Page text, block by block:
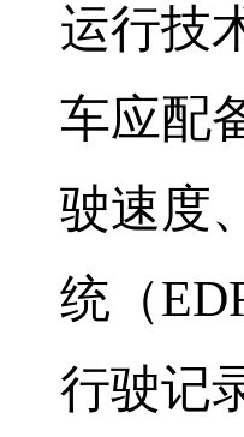
运行技
车应配
驶速度
统（
行驶记